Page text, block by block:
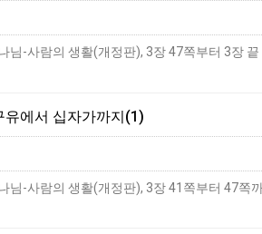
에서 십자가까지(1)